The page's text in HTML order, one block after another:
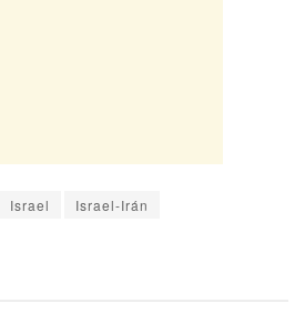
Israel Israel-Irán